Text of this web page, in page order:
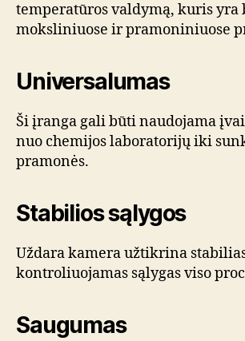
temperatūros valdymą, kuris yra
moksliniuose ir pramoniniuose
Universalumas
Ši įranga gali būti naudojama
nuo chemijos laboratorijų iki
pramonės.
Stabilios sąlygos
Uždara kamera užtikrina
kontroliuojamas sąlygas viso
Saugumas